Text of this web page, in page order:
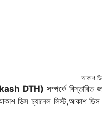
আকাশ
DTH) সম্পর্কে
ডিস চ্যানেল লিস্ট,আকাশ